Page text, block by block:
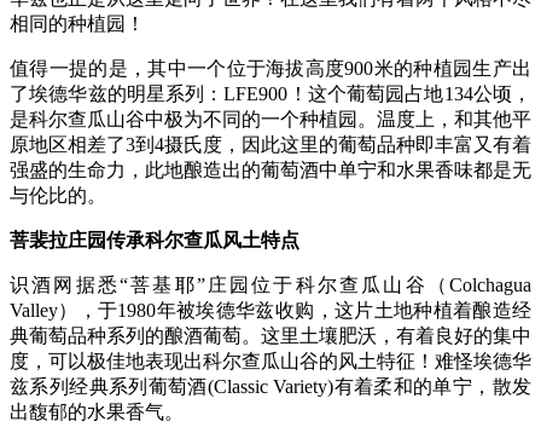
相同的种植园！
值得一提的是，其中一个位于海拔高度900米的种植园生产出
了埃德华兹的明星系列：LFE900！这个葡萄园占地134公顷，
是科尔查瓜山谷中极为不同的一个种植园。温度上，和其他平
原地区相差了3到4摄氏度，因此这里的葡萄品种即丰富又有着
强盛的生命力，此地酿造出的葡萄酒中单宁和水果香味都是无
与伦比的。
菩裴拉庄园传承科尔查瓜风土特点
识酒网据悉“菩基耶”庄园位于科尔查瓜山谷（Colchagua
Valley），于1980年被埃德华兹收购，这片土地种植着酿造经
典葡萄品种系列的酿酒葡萄。这里土壤肥沃，有着良好的集中
度，可以极佳地表现出科尔查瓜山谷的风土特征！难怪埃德华
兹系列经典系列葡萄酒(Classic Variety)有着柔和的单宁，散发
出馥郁的水果香气。